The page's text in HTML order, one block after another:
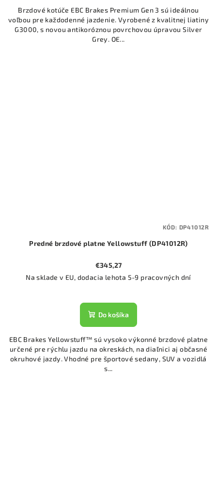
Brzdové kotúče EBC Brakes Premium Gen 3 sú ideálnou
voľbou pre každodenné jazdenie. Vyrobené z kvalitnej liatiny
G3000, s novou antikoróznou povrchovou úpravou Silver
Grey. OE...
Predné brzdové platne Yellowstuff (DP41012R)
€345,27
Na sklade v EU, dodacia lehota 5-9 pracovných dní
Do košíka
EBC Brakes Yellowstuff™ sú vysoko výkonné brzdové platne
určené pre rýchlu jazdu na okreskách, na diaľnici aj občasné
okruhové jazdy. Vhodné pre športové sedany, SUV a vozidlá
s...
KÓD: DP41012R